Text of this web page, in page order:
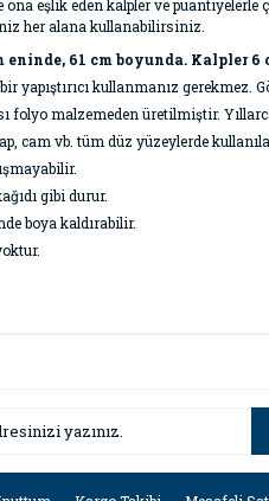
ona eşlik eden kalpler ve
her alana kullanabilirsiniz.
eninde, 61 cm boyunda. Kalpler
yapıştırıcı kullanmanız gerekmez.
folyo malzemeden üretilmiştir.
cam vb. tüm düz yüzeylerde
gibi durur.
boya kaldırabilir.